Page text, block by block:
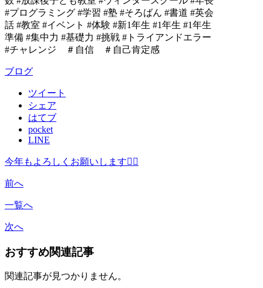
#プログラミング #学習 #塾 #そろばん #書道 #英会
話 #教室 #イベント #体験 #新1年生 #1年生 #1年生
準備 #集中力 #基礎力 #挑戦 #トライアンドエラー
#チャレンジ ＃自信 ＃自己肯定感
ブログ
ツイート
シェア
はてブ
pocket
LINE
今年もよろしくお願いします🙇‍♀️
前へ
一覧へ
次へ
おすすめ関連記事
関連記事が見つかりません。